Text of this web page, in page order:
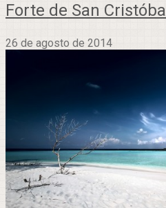
Forte de San Cristóbal
26 de agosto de 2014